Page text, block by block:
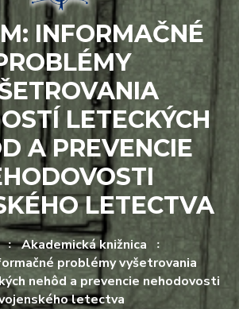
INFORMAČNÉ
LETECKÝCH
A PREVENCIE
LETECTVA
Akademická knižnica
problémy vyšetrovania
nehôd a prevencie nehodovosti
letectva